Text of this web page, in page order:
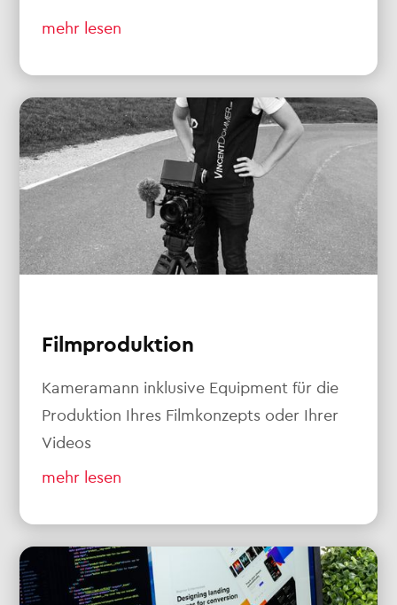
mehr lesen
Filmproduktion
Kameramann inklusive Equipment für die
Produktion Ihres Filmkonzepts oder Ihrer
Videos
mehr lesen